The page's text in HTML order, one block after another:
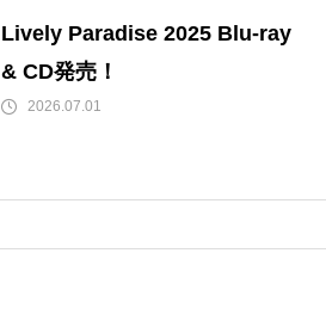
Lively Paradise 2025 Blu-ray
& CD発売！
2026.07.01